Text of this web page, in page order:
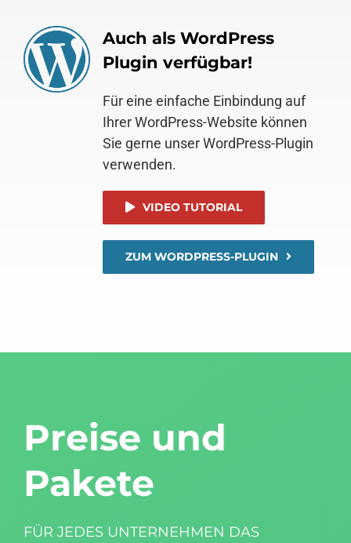
Auch als WordPress
Plugin verfügbar!
Für eine einfache Einbindung auf
Ihrer WordPress-Website können
Sie gerne unser WordPress-Plugin
verwenden.
VIDEO TUTORIAL
ZUM WORDPRESS-PLUGIN
Preise und
Pakete
FÜR JEDES UNTERNEHMEN DAS